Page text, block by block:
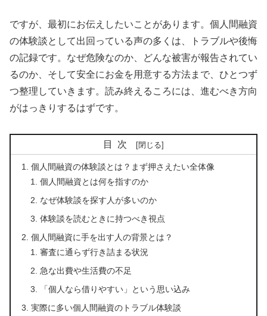
ですが、最初にお伝えしたいことがあります。個人間融資
の体験談として出回っている声の多くは、トラブルや後悔
の記録です。なぜ危険なのか、どんな被害が報告されてい
るのか、そして安全にお金を用意する方法まで、ひとつず
つ整理していきます。読み終えるころには、進むべき方向
がはっきりするはずです。
目次
個人間融資の体験談とは？まず押さえたい全体像
個人間融資とは何を指すのか
なぜ体験談を探す人が多いのか
体験談を読むときに持つべき視点
個人間融資に手を出す人の背景とは？
審査に通らず行き詰まる状況
急な出費や生活費の不足
「個人なら借りやすい」という思い込み
実際に多い個人間融資のトラブル体験談